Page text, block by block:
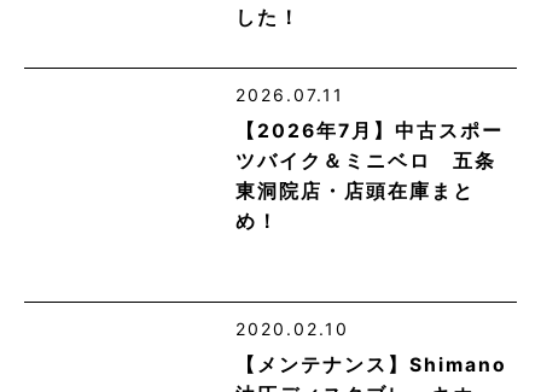
した！
2026.07.11
【2026年7月】中古スポー
ツバイク＆ミニベロ 五条
東洞院店・店頭在庫まと
め！
2020.02.10
【メンテナンス】Shimano